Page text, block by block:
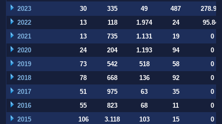
2023
30 335 49 487
2022
13 118 1.974 24
95.847
2021
13 735 1.131 19
0
2020
24 204 1.193 94
0
2019
73 542 518 58
0
2018
78 668 136 92
0
2017
51 975 63 35
0
2016
55 823 68 11
0
2015
106 3.118 103 15
0